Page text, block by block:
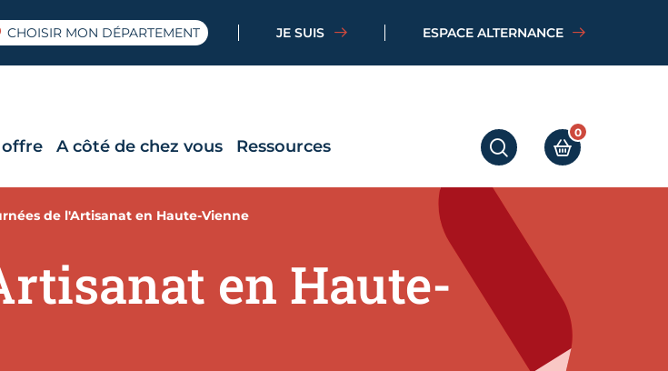
CHOISIR MON DÉPARTEMENT JE SUIS ESPACE ALTERNANCE
RECHERCHERMON PANIER
0
A côté de chez vous Ressources
de l'Artisanat en Haute-Vienne
en Haute-